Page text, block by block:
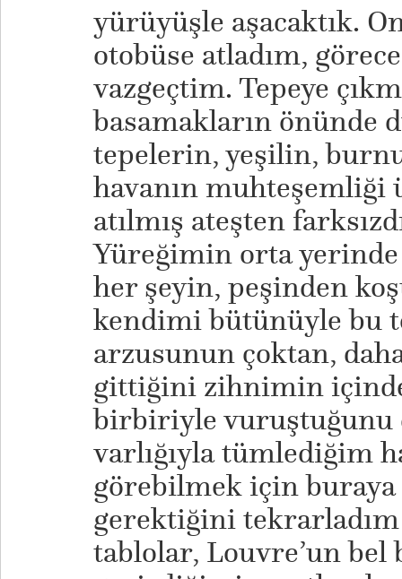
yürüyüşle aşacaktık.
otobüse atladım,
vazgeçtim. Tepeye
basamakların önünde
tepelerin, yeşilin,
havanın muhteşemliği
atılmış ateşten
Yüreğimin orta
her şeyin, peşinden
kendimi bütünüyle bu
arzusunun çoktan,
gittiğini zihnimin
birbiriyle vuruştuğunu
varlığıyla tümlediğim
görebilmek için
gerektiğini
tablolar, Louvre’un